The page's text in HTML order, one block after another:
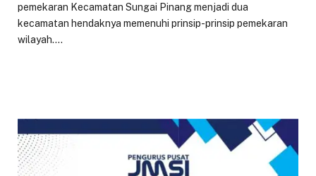
pemekaran Kecamatan Sungai Pinang menjadi dua
kecamatan hendaknya memenuhi prinsip-prinsip pemekaran
wilayah.…